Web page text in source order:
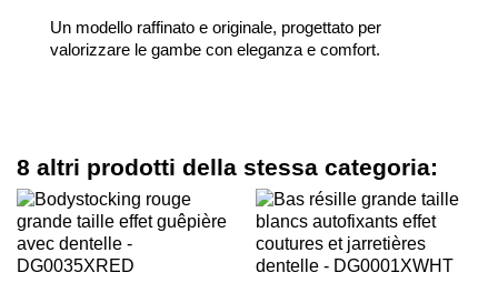
Un modello raffinato e originale, progettato per
valorizzare le gambe con eleganza e comfort.
8 altri prodotti della stessa categoria: